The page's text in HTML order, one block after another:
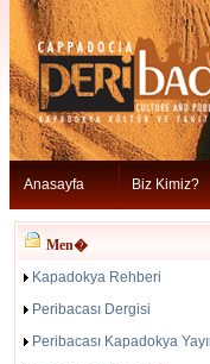
Anasayfa Biz Kimiz?
Men�
Kapadokya Rehberi
Peribacası Dergisi
Peribacası Kapadokya